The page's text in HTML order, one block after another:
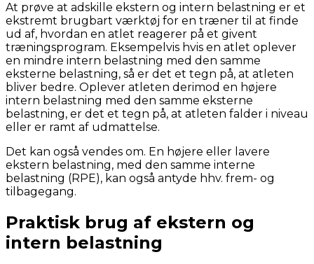
At prøve at adskille ekstern og intern belastning er et
ekstremt brugbart værktøj for en træner til at finde
ud af, hvordan en atlet reagerer på et givent
træningsprogram. Eksempelvis hvis en atlet oplever
en mindre intern belastning med den samme
eksterne belastning, så er det et tegn på, at atleten
bliver bedre. Oplever atleten derimod en højere
intern belastning med den samme eksterne
belastning, er det et tegn på, at atleten falder i niveau
eller er ramt af udmattelse.
Det kan også vendes om. En højere eller lavere
ekstern belastning, med den samme interne
belastning (RPE), kan også antyde hhv. frem- og
tilbagegang.
Praktisk brug af ekstern og
intern belastning